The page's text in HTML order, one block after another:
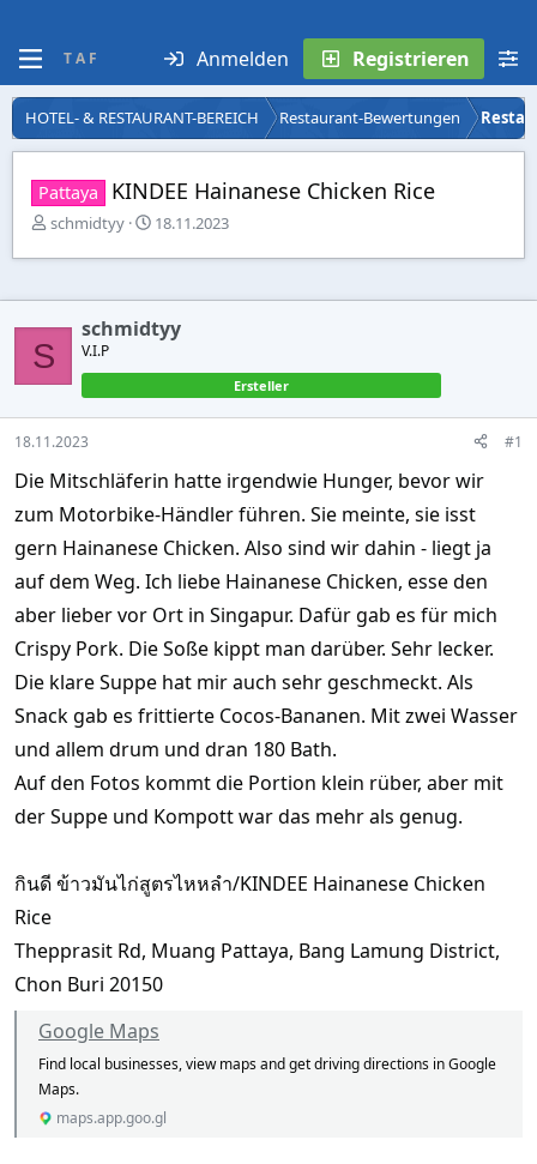
T A F Anmelden Registrieren
HOTEL- & RESTAURANT-BEREICH Restaurant-Bewertungen
Pattaya KINDEE Hainanese Chicken Rice
E
s
e
l
l
e
schmidtyy
E
s
e
l
t
a
m
18.11.2023
S
schmidtyy
V.I.P
Ersteller
18.11.2023 #1
Die Mitschläferin hatte irgendwie Hunger, bevor wir
zum Motorbike-Händler führen. Sie meinte, sie isst
gern Hainanese Chicken. Also sind wir dahin - liegt ja
auf dem Weg. Ich liebe Hainanese Chicken, esse den
aber lieber vor Ort in Singapur. Dafür gab es für mich
Crispy Pork. Die Soße kippt man darüber. Sehr lecker.
Die klare Suppe hat mir auch sehr geschmeckt. Als
Snack gab es frittierte Cocos-Bananen. Mit zwei Wasser
und allem drum und dran 180 Bath.
Auf den Fotos kommt die Portion klein rüber, aber mit
der Suppe und Kompott war das mehr als genug.
กินดี ข้าวมันไก่สูตรไหหลำ/KINDEE Hainanese Chicken
Rice
Thepprasit Rd, Muang Pattaya, Bang Lamung District,
Chon Buri 20150
Google Maps
Find local businesses, view maps and get driving directions in Google
Maps.
maps.app.goo.gl